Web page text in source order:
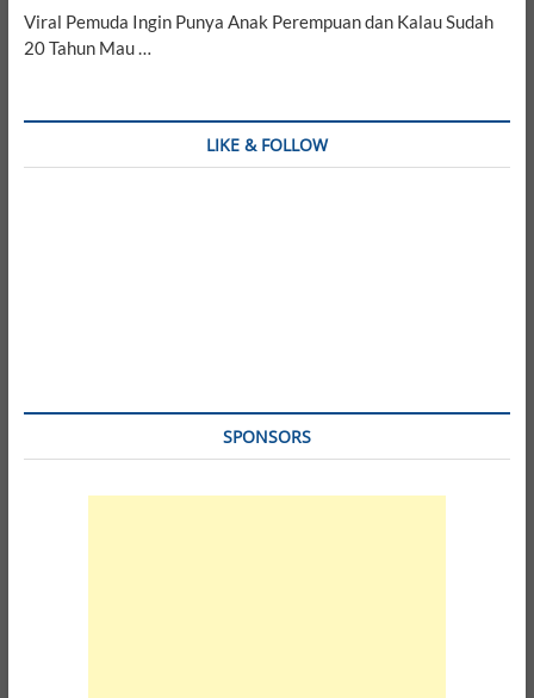
Viral Pemuda Ingin Punya Anak Perempuan dan Kalau Sudah
20 Tahun Mau …
LIKE & FOLLOW
SPONSORS